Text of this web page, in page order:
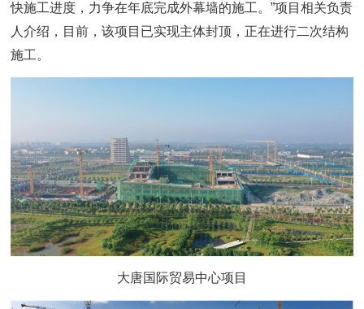
快施工进度，力争在年底完成外幕墙的施工。”项目相关负责
人介绍，目前，该项目已实现主体封顶，正在进行二次结构
施工。
大唐国际贸易中心项目